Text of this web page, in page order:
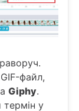
файл,
Giphy.
у